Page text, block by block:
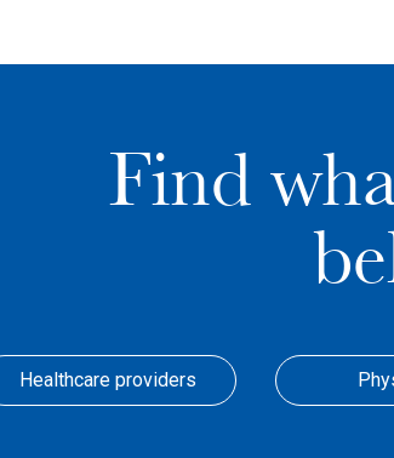
Find
Healthcare providers